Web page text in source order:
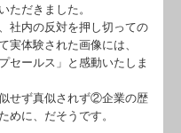
ただきました。
社内の反対を押し切っての
実体験された画像には、
セールス」と感動いたしま
せず真似されず②企業の歴
に、だそうです。